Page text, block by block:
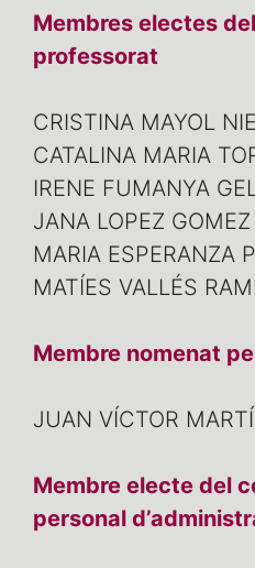
Membres electes
professorat
CRISTINA MAYOL
CATALINA MARIA
IRENE FUMANYA
JANA LOPEZ GOMEZ
MARIA ESPERANZA
MATÍES VALLÉS
Membre nomenat
JUAN VÍCTOR
Membre electe del
personal